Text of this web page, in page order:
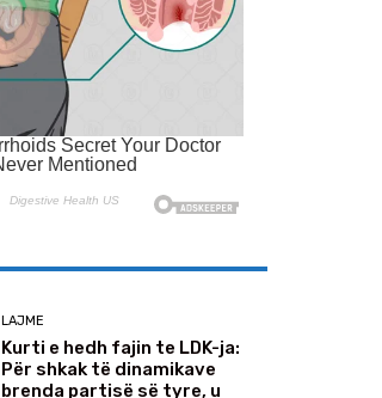
LAJME
Kurti e hedh fajin te LDK-ja:
Për shkak të dinamikave
brenda partisë së tyre, u